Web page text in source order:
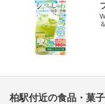
柏駅付近の食品・菓